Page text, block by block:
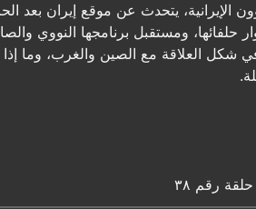
الإيرانية، يتحدث عن موقع إيران
حلفائها، ومستقبل برنامجها النووي
شكل العلاقة مع الصين والغرب، وما إذا
حلقة رقم ٣٨